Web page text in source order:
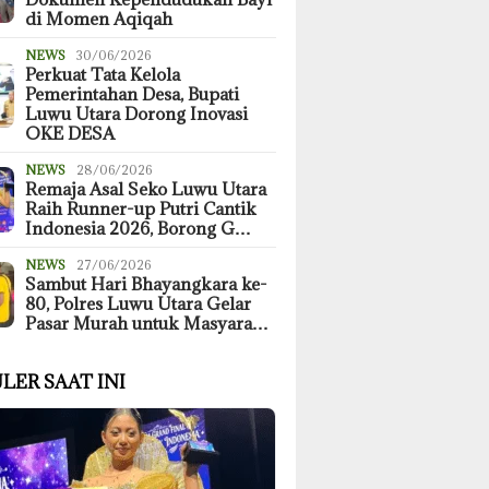
di Momen Aqiqah
NEWS 30/06/2026
Perkuat Tata Kelola
Pemerintahan Desa, Bupati
Luwu Utara Dorong Inovasi
OKE DESA
NEWS 28/06/2026
Remaja Asal Seko Luwu Utara
Raih Runner-up Putri Cantik
Indonesia 2026, Borong G…
NEWS 27/06/2026
Sambut Hari Bhayangkara ke-
80, Polres Luwu Utara Gelar
Pasar Murah untuk Masyara…
SAAT INI